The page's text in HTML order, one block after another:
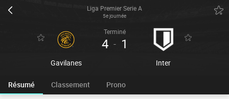
Liga Premier Serie A
5e journée
Gavilanes
Terminé
4 - 1
Inter
Résumé Classement Prono